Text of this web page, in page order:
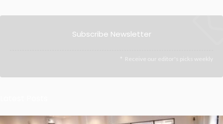
Subscribe Newsletter
Receive our editor's picks weekly